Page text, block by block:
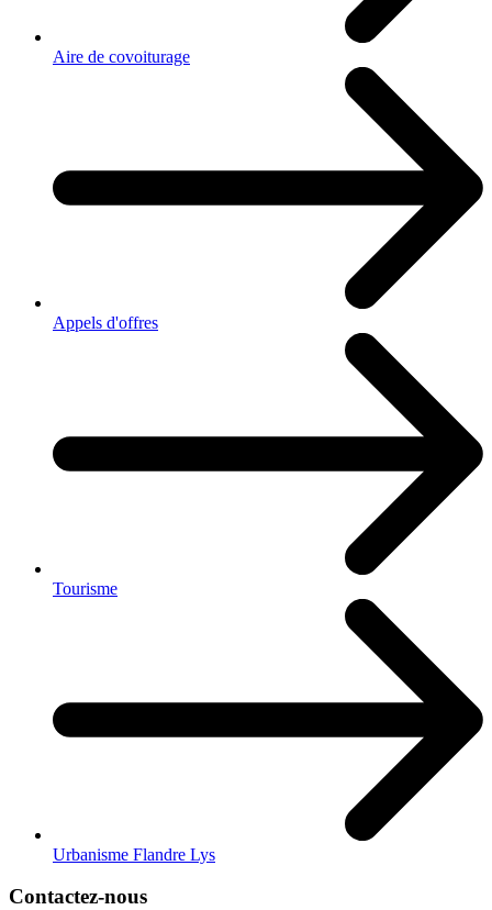
Aire de covoiturage
Appels d'offres
Tourisme
Urbanisme Flandre Lys
Contactez-nous